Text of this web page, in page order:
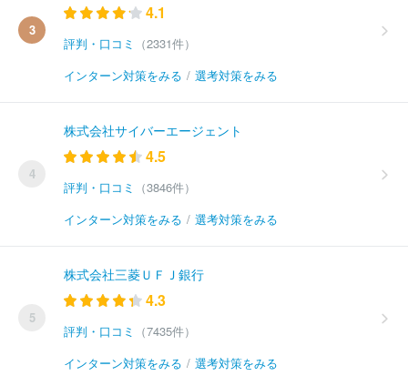
3
4.1
評判・口コミ
（2331件）
インターン対策をみる / 選考対策をみる
4
株式会社サイバーエージェント
4.5
評判・口コミ
（3846件）
インターン対策をみる / 選考対策をみる
5
株式会社三菱ＵＦＪ銀行
4.3
評判・口コミ
（7435件）
インターン対策をみる / 選考対策をみる